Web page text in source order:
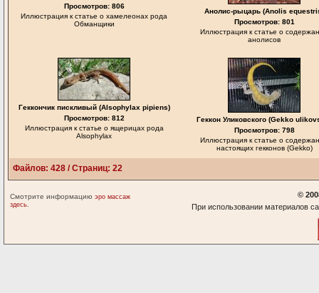
Просмотров: 806
Иллюстрация к статье о хамелеонах рода
Обманщики
Анолис-рыцарь (Anolis
Просмотров: 801
Иллюстрация к статье о
анолисов
Геккончик пискливый (Alsophylax pipiens)
Просмотров: 812
Иллюстрация к статье о ящерицах рода
Alsophylax
Геккон Уликовского (Gekko
Просмотров: 798
Иллюстрация к статье о
настоящих гекконов (Gekko)
Файлов: 428 / Страниц: 22
Смотрите информацию эро массаж
здесь
©
При использовании материалов